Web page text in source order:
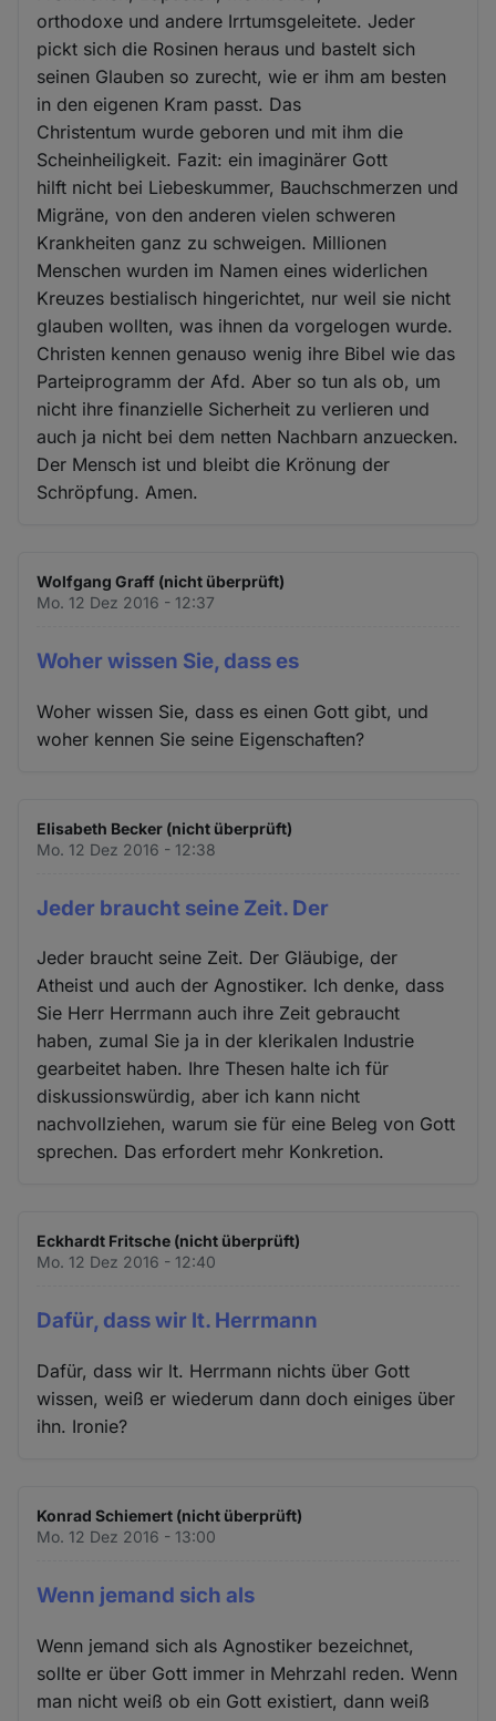
orthodoxe und andere Irrtumsgeleitete. Jeder
pickt sich die Rosinen heraus und bastelt sich
seinen Glauben so zurecht, wie er ihm am besten
in den eigenen Kram passt. Das
Christentum wurde geboren und mit ihm die
Scheinheiligkeit. Fazit: ein imaginärer Gott
hilft nicht bei Liebeskummer, Bauchschmerzen und
Migräne, von den anderen vielen schweren
Krankheiten ganz zu schweigen. Millionen
Menschen wurden im Namen eines widerlichen
Kreuzes bestialisch hingerichtet, nur weil sie nicht
glauben wollten, was ihnen da vorgelogen wurde.
Christen kennen genauso wenig ihre Bibel wie das
Parteiprogramm der Afd. Aber so tun als ob, um
nicht ihre finanzielle Sicherheit zu verlieren und
auch ja nicht bei dem netten Nachbarn anzuecken.
Der Mensch ist und bleibt die Krönung der
Schröpfung. Amen.
Wolfgang Graff (nicht überprüft)
Mo. 12 Dez 2016 - 12:37
Woher wissen Sie, dass es
Woher wissen Sie, dass es einen Gott gibt, und
woher kennen Sie seine Eigenschaften?
Elisabeth Becker (nicht überprüft)
Mo. 12 Dez 2016 - 12:38
Jeder braucht seine Zeit. Der
Jeder braucht seine Zeit. Der Gläubige, der
Atheist und auch der Agnostiker. Ich denke, dass
Sie Herr Herrmann auch ihre Zeit gebraucht
haben, zumal Sie ja in der klerikalen Industrie
gearbeitet haben. Ihre Thesen halte ich für
diskussionswürdig, aber ich kann nicht
nachvollziehen, warum sie für eine Beleg von Gott
sprechen. Das erfordert mehr Konkretion.
Eckhardt Fritsche (nicht überprüft)
Mo. 12 Dez 2016 - 12:40
Dafür, dass wir lt. Herrmann
Dafür, dass wir lt. Herrmann nichts über Gott
wissen, weiß er wiederum dann doch einiges über
ihn. Ironie?
Konrad Schiemert (nicht überprüft)
Mo. 12 Dez 2016 - 13:00
Wenn jemand sich als
Wenn jemand sich als Agnostiker bezeichnet,
sollte er über Gott immer in Mehrzahl reden. Wenn
man nicht weiß ob ein Gott existiert, dann weiß